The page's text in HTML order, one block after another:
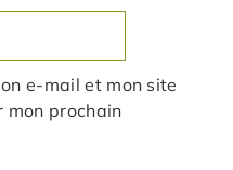
e-mail et mon site
mon prochain